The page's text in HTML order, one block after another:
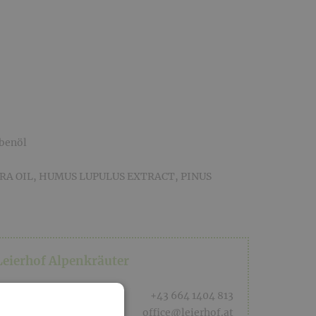
OIL, HUMUS LUPULUS EXTRACT, PINUS
Alpenkräuter
+43 664 1404 813
office@leierhof.at